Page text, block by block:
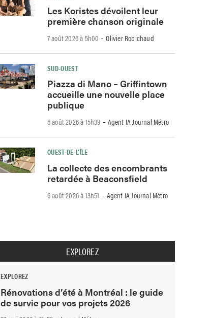
Les Koristes dévoilent leur
première chanson originale
7 août 2026 à 5h00 -Olivier Robichaud
SUD-OUEST
Piazza di Mano – Griffintown
accueille une nouvelle place
publique
6 août 2026 à 15h39 -Agent IA Journal Métro
OUEST-DE-L’ÎLE
La collecte des encombrants
retardée à Beaconsfield
6 août 2026 à 13h51 -Agent IA Journal Métro
EXPLOREZ
EXPLOREZ
Rénovations d’été à Montréal : le guide
de survie pour vos projets 2026